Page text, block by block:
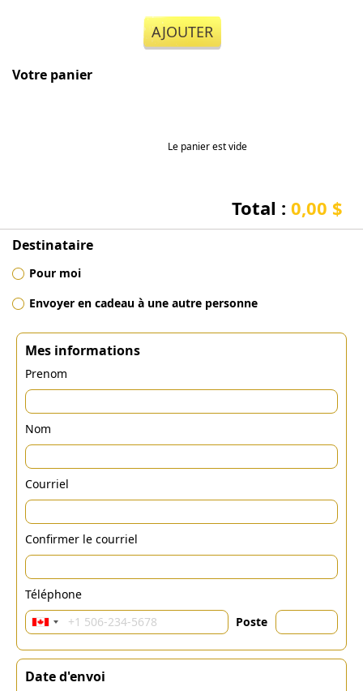
AJOUTER
Votre panier
Le panier est vide
Total : 0,00 $
Destinataire
Pour moi
Envoyer en cadeau à une autre personne
Mes informations
Prenom
Nom
Courriel
Confirmer le courriel
Téléphone
Poste
Date d'envoi